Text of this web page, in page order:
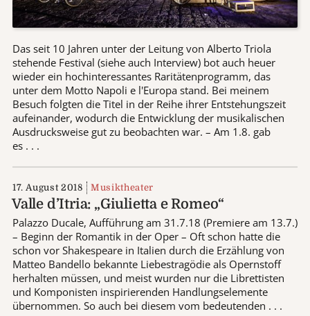
Das seit 10 Jahren unter der Leitung von Alberto Triola
stehende Festival (siehe auch Interview) bot auch heuer
wieder ein hochinteressantes Raritätenprogramm, das
unter dem Motto Napoli e l'Europa stand. Bei meinem
Besuch folgten die Titel in der Reihe ihrer Entstehungszeit
aufeinander, wodurch die Entwicklung der musikalischen
Ausdrucksweise gut zu beobachten war. – Am 1.8. gab
es . . .
17. August 2018 Musiktheater
Valle d’Itria: „Giulietta e Romeo“
Palazzo Ducale, Aufführung am 31.7.18 (Premiere am 13.7.)
– Beginn der Romantik in der Oper – Oft schon hatte die
schon vor Shakespeare in Italien durch die Erzählung von
Matteo Bandello bekannte Liebestragödie als Opernstoff
herhalten müssen, und meist wurden nur die Librettisten
und Komponisten inspirierenden Handlungselemente
übernommen. So auch bei diesem vom bedeutenden . . .